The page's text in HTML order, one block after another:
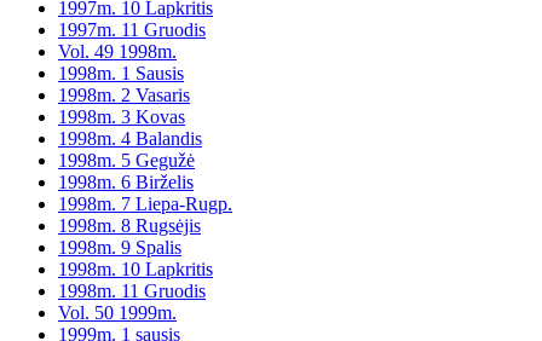
1997m. 10 Lapkritis
1997m. 11 Gruodis
Vol. 49 1998m.
1998m. 1 Sausis
1998m. 2 Vasaris
1998m. 3 Kovas
1998m. 4 Balandis
1998m. 5 Gegužė
1998m. 6 Birželis
1998m. 7 Liepa-Rugp.
1998m. 8 Rugsėjis
1998m. 9 Spalis
1998m. 10 Lapkritis
1998m. 11 Gruodis
Vol. 50 1999m.
1999m. 1 sausis